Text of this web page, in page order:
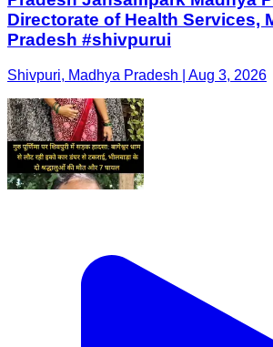
Directorate of Health Services,
Pradesh #shivpurui
Shivpuri, Madhya Pradesh | Aug 3, 2026